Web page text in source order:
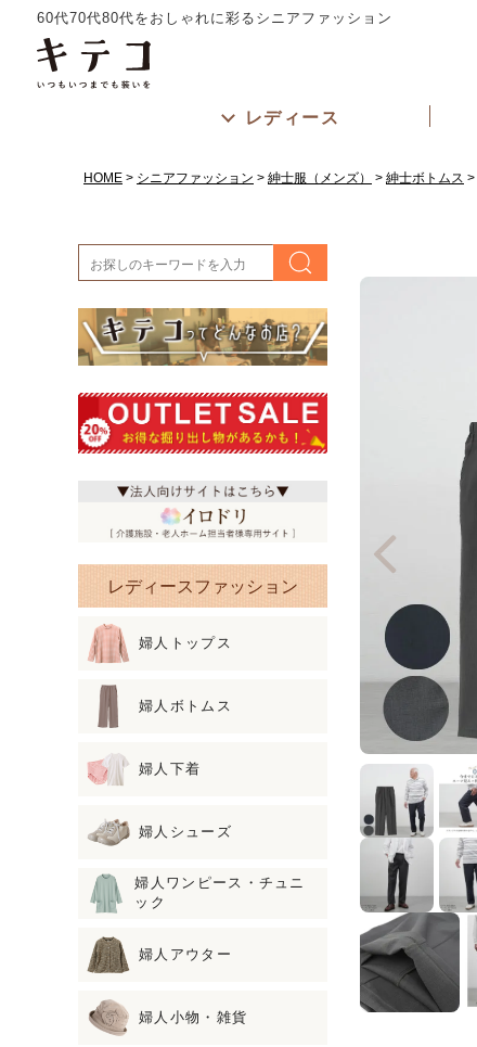
60代70代80代をおしゃれに彩るシニアファッション
レディース
HOME シニアファッション 紳士服（メンズ） 紳士ボトムス
レディースファッション
婦人トップス
婦人ボトムス
婦人下着
婦人シューズ
婦人ワンピース・チュニ
ック
婦人アウター
婦人小物・雑貨